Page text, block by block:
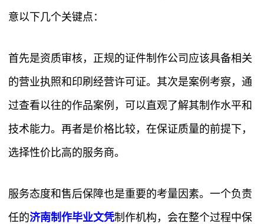
意以下几个关键点：
首先是资质审核，正规的证件制作公司应该具备相关
的营业执照和印刷经营许可证。其次是案例考察，通
过查看以往的作品案例，可以直观了解其制作水平和
技术能力。再者是价格比较，在保证质量的前提下，
选择性价比高的服务商。
服务态度和售后保障也是重要的考量因素。一个负责
任的济南制作毕业文凭制作机构，会在整个过程中保